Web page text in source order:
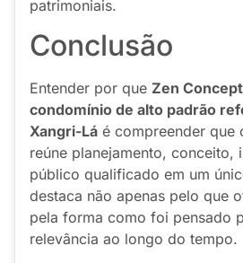
patrimoniais.
Conclusão
Entender por que Zen
condomínio de alto padrão
Xangri-Lá é compreender que
reúne planejamento, conceito,
público qualificado em um
destaca não apenas pelo que
pela forma como foi pensado
relevância ao longo do tempo.